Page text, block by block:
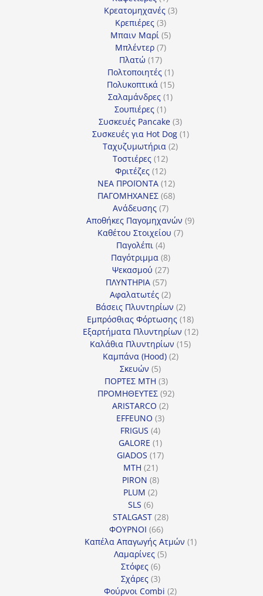
προϊόν
Κρεατομηχανές 33
Κρεπιέρες 33
προϊόντα
Μπαιν Μαρί 55
Μπλέντερ 77
Πλατώ 1717
προϊόντα
Πολτοποιητές 11
προϊόν
Πολυκοπτικά 1515
προϊόντα
Σαλαμάνδρες 11
Σουπιέρες 11
προϊόν
Συσκευές Pancake 33
προϊόντα
Συσκευές για Hot Dog 11
Ταχυζυμωτήρια 22
Τοστιέρες 1212
προϊόντα
Φριτέζες 1212
προϊόντα
ΝΕΑ ΠΡΟΪΟΝΤΑ 1212
προϊόντα
ΠΑΓΟΜΗΧΑΝΕΣ 6868
Ανάδευσης 77
προϊόντα
Αποθήκες Παγομηχανών 99
Καθέτου Στοιχείου 77
Παγολέπι 44
προϊόντα
Παγότριμμα 88
προϊόντα
Ψεκασμού 2727
προϊόντα
ΠΛΥΝΤΗΡΙΑ 5757
προϊόντα
Αφαλατωτές 22
προϊόντα
Βάσεις Πλυντηρίων 22
προϊόντα
Εμπρόσθιας Φόρτωσης 1818
προϊόντα
Εξαρτήματα Πλυντηρίων 1212
Καλάθια Πλυντηρίων 1515
Καμπάνα (Hood) 22
Σκευών 55
προϊόντα
ΠΟΡΤΕΣ MTH 33
προϊόντα
ΠΡΟΜΗΘΕΥΤΕΣ 9292
ARISTARCO 22
EFFEUNO 33
FRIGUS 44
προϊόντα
GALORE 11
προϊόν
GIADOS 1717
MTH 2121
προϊόντα
PIRON 88
προϊόντα
PLUM 22
SLS 66
προϊόντα
STALGAST 2828
ΦΟΥΡΝΟΙ 6666
προϊόντα
Καπέλα Απαγωγής Ατμών 11
Λαμαρίνες 55
Στόφες 66
προϊόντα
Σχάρες 33
προϊόντα
Φούρνοι Combi 22